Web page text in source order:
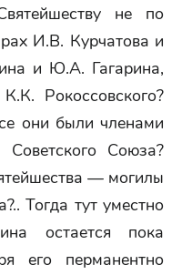
не по
И.В. Курчатова и
и Ю.А. Гагарина,
Рокоссовского?
они были членами
Советского Союза?
— могилы
Тогда тут уместно
остается пока
его перманентно